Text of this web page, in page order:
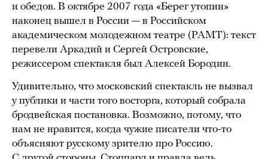
и обедов. В октябре 2007 года «Берег утопии»
наконец вышел в России — в Российском
академическом молодежном театре (РАМТ): текст
перевели Аркадий и Сергей Островские,
режиссером спектакля был Алексей Бородин.
Удивительно, что московский спектакль не вызвал
у публики и части того восторга, который собрала
бродвейская постановка. Возможно, потому, что
нам не нравится, когда чужие писатели что-то
объясняют русскому зрителю про Россию.